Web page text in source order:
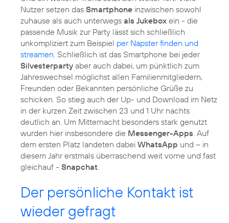
Nutzer setzen das Smartphone inzwischen sowohl
zuhause als auch unterwegs als Jukebox ein - die
passende Musik zur Party lässt sich schließlich
unkompliziert zum Beispiel per Napster finden und
streamen. Schließlich ist das Smartphone bei jeder
Silvesterparty aber auch dabei, um pünktlich zum
Jahreswechsel möglichst allen Familienmitgliedern,
Freunden oder Bekannten persönliche Grüße zu
schicken. So stieg auch der Up- und Download im Netz
in der kurzen Zeit zwischen 23 und 1 Uhr nachts
deutlich an. Um Mitternacht besonders stark genutzt
wurden hier insbesondere die Messenger-Apps. Auf
dem ersten Platz landeten dabei WhatsApp und – in
diesem Jahr erstmals überraschend weit vorne und fast
gleichauf - Snapchat.
Der persönliche Kontakt ist
wieder gefragt